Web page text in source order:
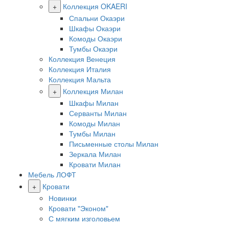
+
Коллекция OKAERI
Спальни Окаэри
Шкафы Окаэри
Комоды Окаэри
Тумбы Окаэри
Коллекция Венеция
Коллекция Италия
Коллекция Мальта
+
Коллекция Милан
Шкафы Милан
Серванты Милан
Комоды Милан
Тумбы Милан
Письменные столы Милан
Зеркала Милан
Кровати Милан
Мебель ЛОФТ
+
Кровати
Новинки
Кровати "Эконом"
С мягким изголовьем